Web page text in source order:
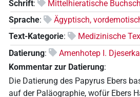
Schrift:
Mittelhieratische
Sprache:
Ägyptisch,
Text-Kategorie:
Medizinische
Datierung:
Amenhotep I.
Kommentar zur Datierung:
Die Datierung des Papyrus Ebers
auf der Paläographie, wofür Ebers